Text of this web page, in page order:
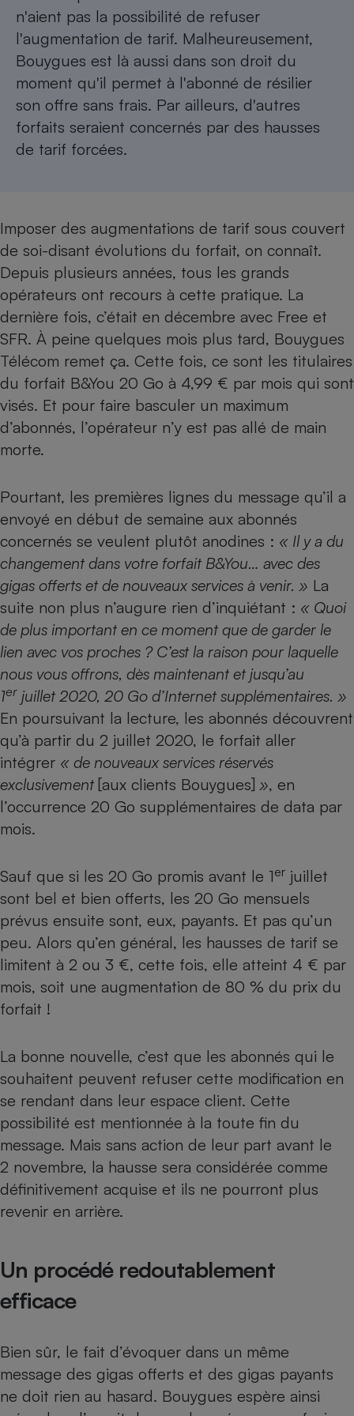
n'aient pas la possibilité de refuser
l'augmentation de tarif. Malheureusement,
Bouygues est là aussi dans son droit du
moment qu'il permet à l'abonné de résilier
son offre sans frais. Par ailleurs, d'autres
forfaits seraient concernés par des hausses
de tarif forcées.
Imposer des augmentations de tarif sous couvert
de soi-disant évolutions du forfait, on connaît.
Depuis plusieurs années, tous les grands
opérateurs ont recours à cette pratique. La
dernière fois, c’était en décembre avec Free et
SFR. À peine quelques mois plus tard, Bouygues
Télécom remet ça. Cette fois, ce sont les titulaires
du forfait B&You 20 Go à 4,99 € par mois qui sont
visés. Et pour faire basculer un maximum
d’abonnés, l’opérateur n’y est pas allé de main
morte.
Pourtant, les premières lignes du message qu’il a
envoyé en début de semaine aux abonnés
concernés se veulent plutôt anodines : « Il y a du
changement dans votre forfait B&You… avec des
gigas offerts et de nouveaux services à venir. » La
suite non plus n’augure rien d’inquiétant : « Quoi
de plus important en ce moment que de garder le
lien avec vos proches ? C’est la raison pour laquelle
nous vous offrons, dès maintenant et jusqu’au
1er juillet 2020, 20 Go d’Internet supplémentaires. »
En poursuivant la lecture, les abonnés découvrent
qu’à partir du 2 juillet 2020, le forfait aller
intégrer « de nouveaux services réservés
exclusivement [aux clients Bouygues] », en
l’occurrence 20 Go supplémentaires de data par
mois.
Sauf que si les 20 Go promis avant le 1er juillet
sont bel et bien offerts, les 20 Go mensuels
prévus ensuite sont, eux, payants. Et pas qu’un
peu. Alors qu’en général, les hausses de tarif se
limitent à 2 ou 3 €, cette fois, elle atteint 4 € par
mois, soit une augmentation de 80 % du prix du
forfait !
La bonne nouvelle, c’est que les abonnés qui le
souhaitent peuvent refuser cette modification en
se rendant dans leur espace client. Cette
possibilité est mentionnée à la toute fin du
message. Mais sans action de leur part avant le
2 novembre, la hausse sera considérée comme
définitivement acquise et ils ne pourront plus
revenir en arrière.
Un procédé redoutablement
efficace
Bien sûr, le fait d’évoquer dans un même
message des gigas offerts et des gigas payants
ne doit rien au hasard. Bouygues espère ainsi
Complément
alimentaire
Petit électroménager -
Lave-linge
Plaque de cuisson à
induction
Climatiseur -
Cafetière à expressos
Robot ménager
Téléphone mobile -
Smartphone
Antivirus
Radiateur électrique
Mutuelle
Antimoustique